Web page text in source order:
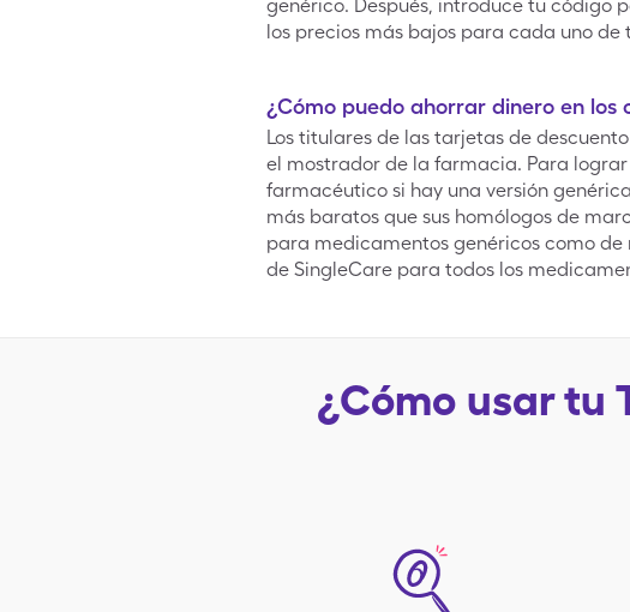
genérico. Después, introduce tu código
los precios más bajos para cada uno
¿Cómo puedo ahorrar dinero en los
Los titulares de las tarjetas de
el mostrador de la farmacia. Para
farmacéutico si hay una versión
más baratos que sus homólogos de
para medicamentos genéricos como
de SingleCare para todos los
¿Cómo usar tu